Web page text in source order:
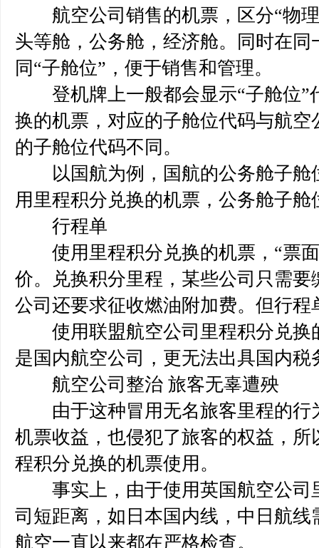
航空公司销售的机票，区分“物理
头等舱，公务舱，经济舱。同时在同
同“子舱位”，便于销售和管理。
登机牌上一般都会显示“子舱位”
换的机票，对应的子舱位代码与航
的子舱位代码不同。
以国航为例，国航的公务舱子舱
用里程积分兑换的机票，公务舱子舱
行程单
使用里程积分兑换的机票，“票面
价。兑换积分里程，某些公司只需
公司还要求征收燃油附加费。但行程
使用联盟航空公司里程积分兑换
是国内航空公司，更无法出具国内
航空公司整治 旅客无辜遭殃
由于这种冒用无名旅客里程的行
机票收益，也侵犯了旅客的权益，
程积分兑换的机票使用。
事实上，由于使用英国航空公司
司短距离，如日本国内线，中日航
航空一直以来都在严格检查。